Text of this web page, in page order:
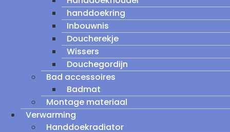
handdoekring
Inbouwnis
Doucherekje
Wissers
Douchegordijn
Bad accessoires
Badmat
Montage materiaal
Verwarming
Handdoekradiator